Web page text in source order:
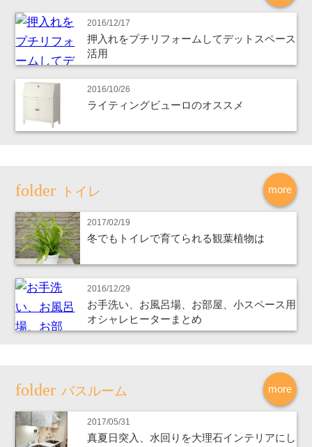
2016/12/17
押入れをプチリフォームしてデットスペース
活用
2016/10/26
ライティングビューロのオススメ
more
トイレ
2017/02/19
冬でもトイレで育てられる観葉植物は
2016/12/29
お手洗い、お風呂場、お部屋、小スペース用
オシャレヒーターまとめ
more
バスルーム
2017/05/31
真夏日突入、水回りを大理石インテリアにし